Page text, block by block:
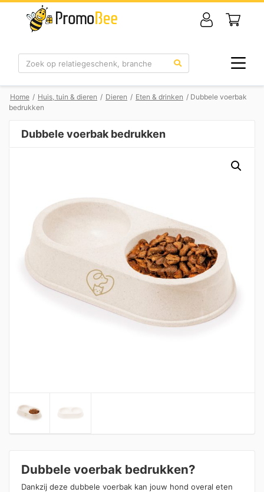
Zoek
Home / Huis, tuin & dieren / Dieren / Eten & drinken / Dubbele voerbak
bedrukken
Dubbele voerbak bedrukken
Dubbele voerbak bedrukken?
Dankzij deze dubbele voerbak kan jouw hond overal eten